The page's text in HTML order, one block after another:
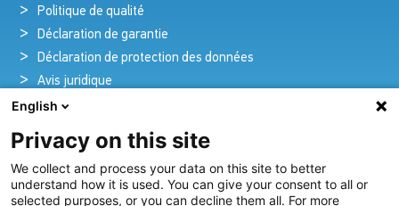
Politique de qualité
Déclaration de garantie
Déclaration de protection des données
Avis juridique
Pionniers de la brillance et de l'innovation
nautique
English
Privacy on this site
We collect and process your data on this site to better
understand how it is used. You can give your consent to all or
selected purposes, or you can decline them all. For more